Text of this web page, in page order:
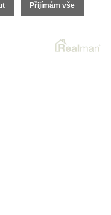
Přijímám vše